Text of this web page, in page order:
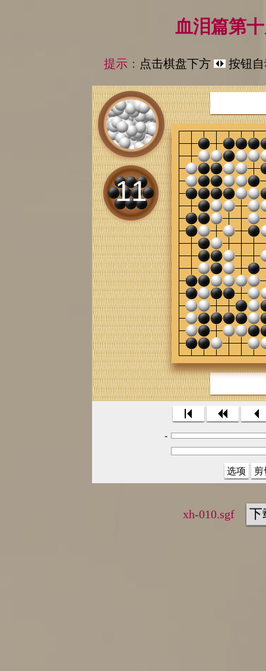
血泪篇第
提示： 点击棋盘下方 按钮自
-
选项 剪
xh-010.sgf 下